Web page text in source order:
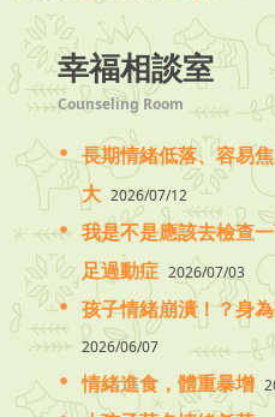
幸福相談室
Counseling Room
長期情緒低落、容易
大 2026/07/12
我是不是應該去檢查
足過動症 2026/07/03
孩子情緒崩潰！？身
2026/06/07
情緒進食，體重暴增